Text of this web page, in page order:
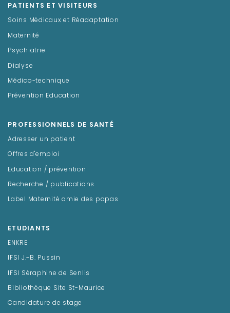
PATIENTS ET VISITEURS
Soins Médicaux et Réadaptation
Maternité
Psychiatrie
Dialyse
Médico-technique
Prévention Education
PROFESSIONNELS DE SANTÉ
Adresser un patient
Offres d'emploi
Education / prévention
Recherche / publications
Label Maternité amie des papas
ETUDIANTS
ENKRE
IFSI J.-B. Pussin
IFSI Séraphine de Senlis
Bibliothèque Site St-Maurice
Candidature de stage